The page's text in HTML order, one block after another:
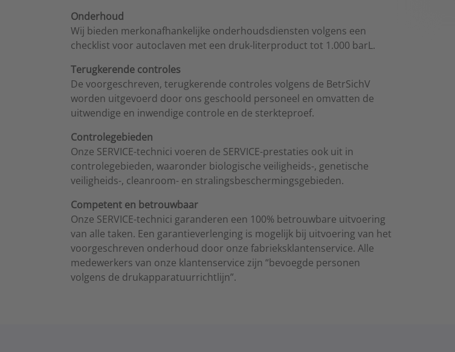
Onderhoud
Wij bieden merkonafhankelijke onderhoudsdiensten volgens een
checklist voor autoclaven met een druk-literproduct tot 1.000 barL.
Terugkerende controles
De voorgeschreven, terugkerende controles volgens de BetrSichV
worden uitgevoerd door ons geschoold personeel en omvatten de
uitwendige en inwendige controle en de sterkteproef.
Controlegebieden
Onze SERVICE-technici voeren de SERVICE-prestaties ook uit in
controlegebieden, waaronder biologische veiligheids-, genetische
veiligheids-, cleanroom- en stralingsbeschermingsgebieden.
Competent en betrouwbaar
Onze SERVICE-technici garanderen een 100% betrouwbare uitvoering
van alle taken. Een garantieverlenging is mogelijk bij uitvoering van het
voorgeschreven onderhoud door onze fabrieksklantenservice. Alle
medewerkers van onze klantenservice zijn “bevoegde personen
volgens de drukapparatuurrichtlijn”.